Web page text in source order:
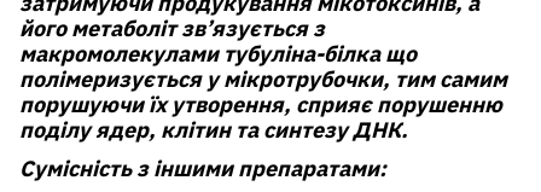
його метаболіт зв’язується з
макромолекулами тубуліна-білка що
полімеризується у мікротрубочки, тим самим
порушуючи їх утворення, сприяє порушенню
поділу ядер, клітин та синтезу ДНК.
Сумісність з іншими препаратами: